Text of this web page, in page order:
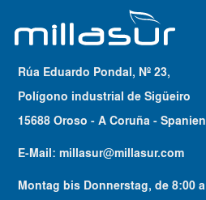
Rúa Eduardo Pondal, Nº 23,
Polígono industrial de Sigüeiro
15688 Oroso - A Coruña - Spanien
E-Mail:millasur@millasur.com
Montag bis Donnerstag, de8:00 a